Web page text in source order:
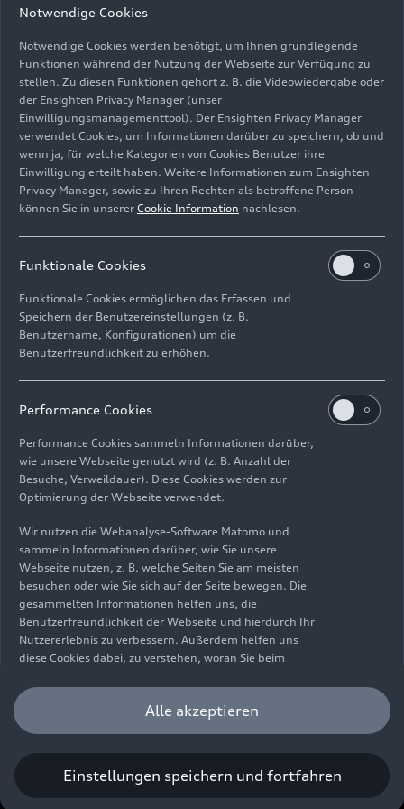
Technologie
Bild-Nr: A210559 · Copyright: AUDI AG
Rechte: Verwendung für Pressezwecke honorarfrei
ImpressumRechtliches
Hinweisgebersystem
Informationen zur BarrierefreiheitKontakt
© 2026 AUDI AG. Alle Rechte vorbehalten.
EN
Die Angaben zu Kraftstoffverbrauch, Stromverbrauch, CO₂-
Emissionen und elektrischer Reichweite wurden nach dem
gesetzlich vorgeschriebenen Messverfahren „Worldwide
Harmonized Light Vehicles Test Procedure“ (WLTP) gemäß
Verordnung (EG) 715/2007 ermittelt. Zusatzausstattungen und
Zubehör (Anbauteile, Reifenformat usw.) können relevante
Aerodynamik verändern und neben Witterungs- und
Verkehrsbedingungen sowie dem individuellen Fahrverhalten den
Sie unter www.audi.de/wltp.
Notwendige Cookies
Notwendige Cookies werden benötigt, um Ihnen grundlegende
Funktionen während der Nutzung der Webseite zur Verfügung zu
stellen. Zu diesen Funktionen gehört z. B. die Videowiedergabe oder
der Ensighten Privacy Manager (unser
Einwilligungsmanagementtool). Der Ensighten Privacy Manager
verwendet Cookies, um Informationen darüber zu speichern, ob und
wenn ja, für welche Kategorien von Cookies Benutzer ihre
Einwilligung erteilt haben. Weitere Informationen zum Ensighten
Privacy Manager, sowie zu Ihren Rechten als betroffene Person
können Sie in unserer Cookie Information nachlesen.
Funktionale Cookies
Funktionale Cookies ermöglichen das Erfassen und
Speichern der Benutzereinstellungen (z. B.
Benutzername, Konfigurationen) um die
Benutzerfreundlichkeit zu erhöhen.
Performance Cookies
Performance Cookies sammeln Informationen darüber,
wie unsere Webseite genutzt wird (z. B. Anzahl der
Besuche, Verweildauer). Diese Cookies werden zur
Optimierung der Webseite verwendet.
Wir nutzen die Webanalyse-Software Matomo und
sammeln Informationen darüber, wie Sie unsere
Webseite nutzen, z. B. welche Seiten Sie am meisten
besuchen oder wie Sie sich auf der Seite bewegen. Die
gesammelten Informationen helfen uns, die
Benutzerfreundlichkeit der Webseite und hierdurch Ihr
Nutzererlebnis zu verbessern. Außerdem helfen uns
diese Cookies dabei, zu verstehen, woran Sie beim
unser Angebot optimieren können. Bitte beachten Sie,
dass Sie Ihre Einwilligung bezüglich der Platzierung von
Performance Cookies jederzeit widerrufen können.
Einwilligung widerrufen können finden Sie in unserer
Cookie Information.
Alle akzeptieren
Einstellungen speichern und fortfahren